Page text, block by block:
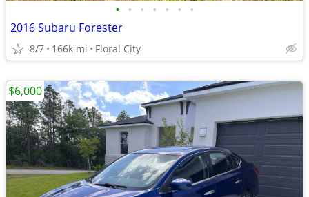
• • • • • • •
2016 Subaru Forester
8/7 166k mi Floral City
$6,000